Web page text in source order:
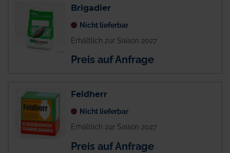
Brigadier
Nicht lieferbar
Erhältlich zur Saison 2027
Preis auf Anfrage
Feldherr
Nicht lieferbar
Erhältlich zur Saison 2027
Preis auf Anfrage